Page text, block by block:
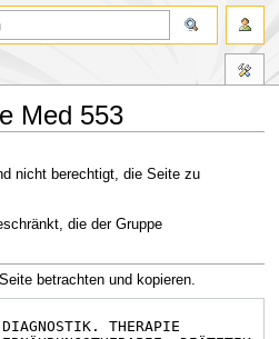
Med 553
nicht berechtigt, die Seite zu
die der Gruppe
betrachten und kopieren.